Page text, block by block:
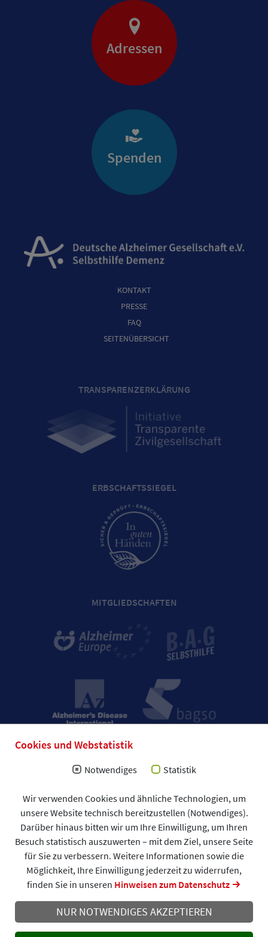
Cookies und Webstatistik
Notwendiges Statistik
Wir verwenden Cookies und ähnliche Technologien, um
unsere Website technisch bereitzustellen (Notwendiges).
Darüber hinaus bitten wir um Ihre Einwilligung, um Ihren
Besuch statistisch auszuwerten – mit dem Ziel, unsere Seite
für Sie zu verbessern. Weitere Informationen sowie die
Möglichkeit, Ihre Einwilligung jederzeit zu widerrufen,
finden Sie in unseren Hinweisen zum Datenschutz
NUR NOTWENDIGES AKZEPTIEREN
Adressen
Spenden
KONTAKT
PRESSE
FAQ
SEITENÜBERSICHT
TRANSPARENZERKLÄRUNG
ERBSCHAFTSSIEGEL
MITGLIEDSCHAFTEN
Impressum
Allgemeine Geschäftsbedingungen (AGB)
Datenschutzerklärung
Spendenformular
DAlzG © 2026